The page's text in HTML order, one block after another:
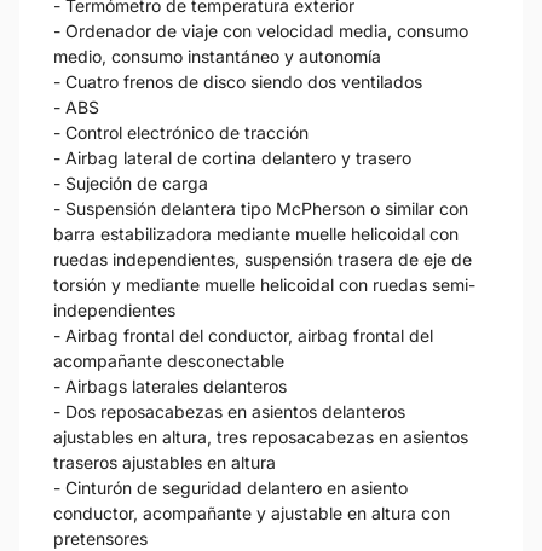
- Termómetro de temperatura exterior
- Ordenador de viaje con velocidad media, consumo
medio, consumo instantáneo y autonomía
- Cuatro frenos de disco siendo dos ventilados
- ABS
- Control electrónico de tracción
- Airbag lateral de cortina delantero y trasero
- Sujeción de carga
- Suspensión delantera tipo McPherson o similar con
barra estabilizadora mediante muelle helicoidal con
ruedas independientes, suspensión trasera de eje de
torsión y mediante muelle helicoidal con ruedas semi-
independientes
- Airbag frontal del conductor, airbag frontal del
acompañante desconectable
- Airbags laterales delanteros
- Dos reposacabezas en asientos delanteros
ajustables en altura, tres reposacabezas en asientos
traseros ajustables en altura
- Cinturón de seguridad delantero en asiento
conductor, acompañante y ajustable en altura con
pretensores